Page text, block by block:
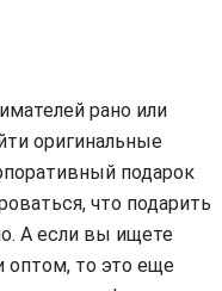
рано или
оригинальные
подарок
что подарить
А если вы ищете
оптом, то это еще